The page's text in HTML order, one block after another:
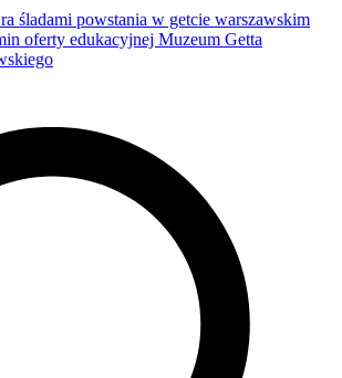
śladami powstania w getcie warszawskim
oferty edukacyjnej Muzeum Getta